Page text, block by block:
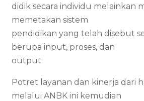
didik secara individu melainkan
memetakan sistem
pendidikan yang telah disebut
berupa input, proses, dan
output.
Potret layanan dan kinerja dari
melalui ANBK ini kemudian